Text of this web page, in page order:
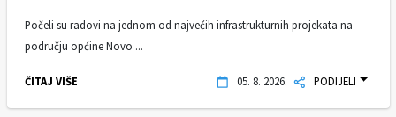
Počeli su radovi na jednom od najvećih infrastrukturnih projekata na
području općine Novo ...
ČITAJ VIŠE 05. 8. 2026. PODIJELI